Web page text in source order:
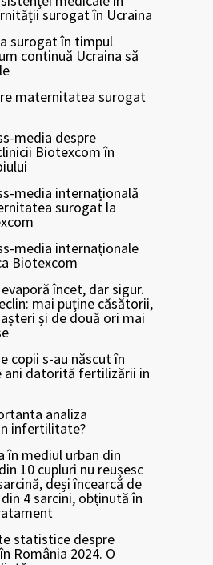
surogat în Ucraina
surogat în timpul
continuă Ucraina să
maternitatea surogat
media despre
Biotexcom în
media internațională
surogat la
media internaționale
Biotexcom
încet, dar sigur.
mai puține căsătorii,
și de două ori mai
copii s-au născut în
ani datorită fertilizării in
analiza
infertilitate?
mediul urban din
10 cupluri nu reușesc
deși încearcă de
4 sarcini, obținută în
statistice despre
România 2024. O